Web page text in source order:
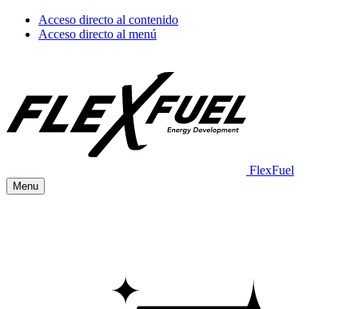
Acceso directo al contenido
Acceso directo al menú
FlexFuel
Menu